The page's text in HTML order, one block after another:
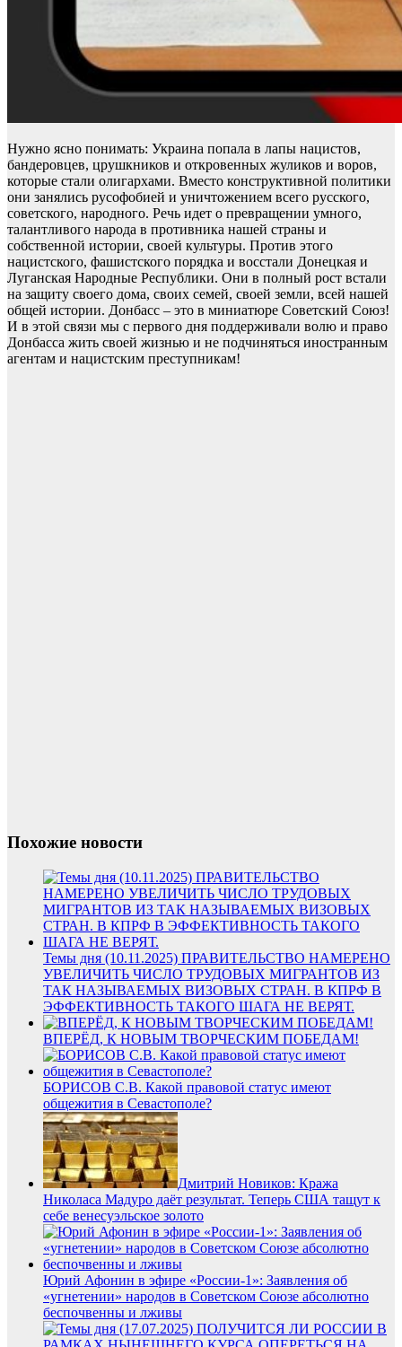
Нужно ясно понимать: Украина попала в лапы нацистов,
бандеровцев, црушкников и откровенных жуликов и воров,
которые стали олигархами. Вместо конструктивной политики
они занялись русофобией и уничтожением всего русского,
советского, народного. Речь идет о превращении умного,
талантливого народа в противника нашей страны и
собственной истории, своей культуры. Против этого
нацистского, фашистского порядка и восстали Донецкая и
Луганская Народные Республики. Они в полный рост встали
на защиту своего дома, своих семей, своей земли, всей нашей
общей истории. Донбасс – это в миниатюре Советский Союз!
И в этой связи мы с первого дня поддерживали волю и право
Донбасса жить своей жизнью и не подчиняться иностранным
агентам и нацистским преступникам!
Похожие новости
Темы дня (10.11.2025) ПРАВИТЕЛЬСТВО НАМЕРЕНО
УВЕЛИЧИТЬ ЧИСЛО ТРУДОВЫХ МИГРАНТОВ ИЗ
ТАК НАЗЫВАЕМЫХ ВИЗОВЫХ СТРАН. В КПРФ В
ЭФФЕКТИВНОСТЬ ТАКОГО ШАГА НЕ ВЕРЯТ.
ВПЕРЁД, К НОВЫМ ТВОРЧЕСКИМ ПОБЕДАМ!
БОРИСОВ С.В. Какой правовой статус имеют
общежития в Севастополе?
Дмитрий Новиков: Кража
Николаса Мадуро даёт результат. Теперь США тащут к
себе венесуэльское золото
Юрий Афонин в эфире «России-1»: Заявления об
«угнетении» народов в Советском Союзе абсолютно
беспочвенны и лживы